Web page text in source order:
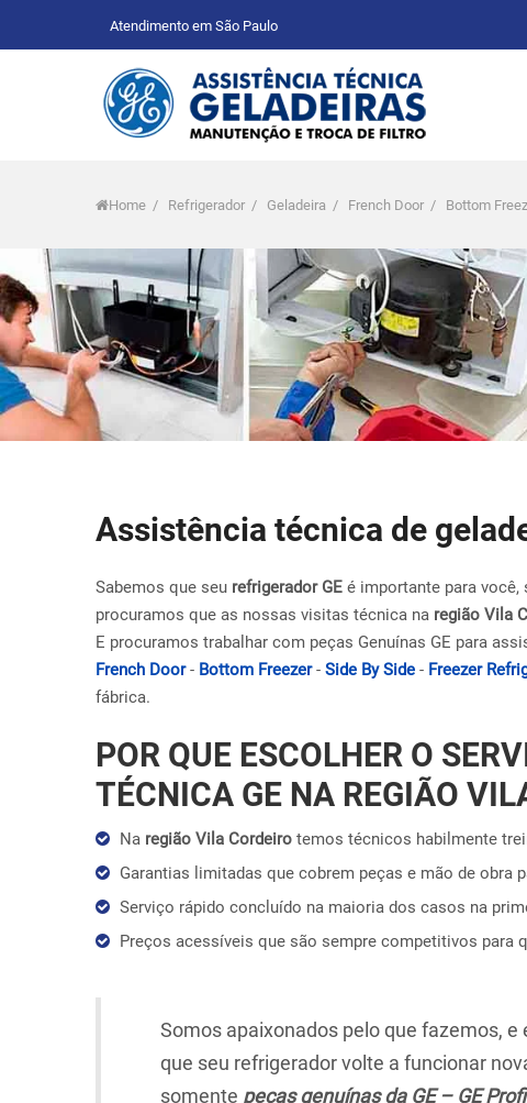
Atendimento em São Paulo
Home / Refrigerador / Geladeira / French Door / Bottom
Assistência técnica de
Sabemos que seu refrigerador GE é importante para
procuramos que as nossas visitas técnica na região Vila
E procuramos trabalhar com peças Genuínas GE para
French Door- Bottom Freezer- Side By Side - Freezer
fábrica.
POR QUE ESCOLHER O
TÉCNICA GE NA REGIÃO
Na região Vila Cordeiro temos técnicos habilmente
Garantias limitadas que cobrem peças e mão de obra
Serviço rápido concluído na maioria dos casos na
Preços acessíveis que são sempre competitivos para
Somos apaixonados pelo que fazemos,
que seu refrigerador volte a funcionar
somente peças genuínas da GE – GE